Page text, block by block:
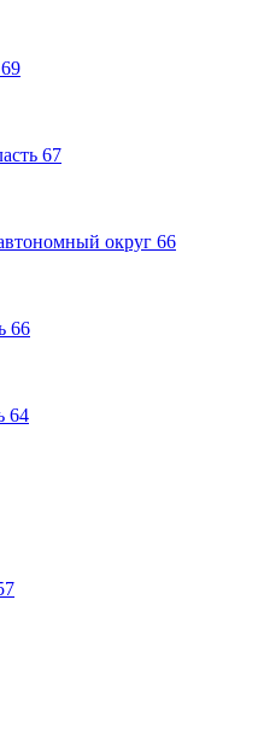
69
67
округ 66
66
64